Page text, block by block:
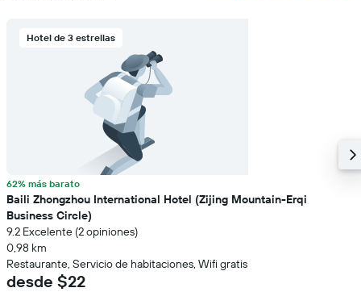
Hotel de 3 estrellas
62% más barato
Baili Zhongzhou International Hotel (Zijing Mountain-Erqi
Business Circle)
9.2 Excelente (2 opiniones)
0,98 km
Restaurante, Servicio de habitaciones, Wifi gratis
desde $22